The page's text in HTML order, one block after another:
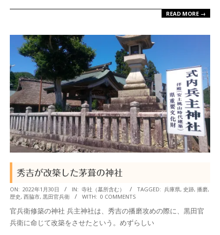
READ MORE →
秀吉が改築した茅葺の神社
2022-
01-
30
ON: 2022年1月30日 IN: 寺社（墓所含む） TAGGED: 兵庫県, 史跡, 播磨,
歴史, 西脇市, 黒田官兵衛 WITH: 0 COMMENTS
官兵衛修築の神社 兵主神社は、秀吉の播磨攻めの際に、黒田官
兵衛に命じて改築をさせたという。めずらしい